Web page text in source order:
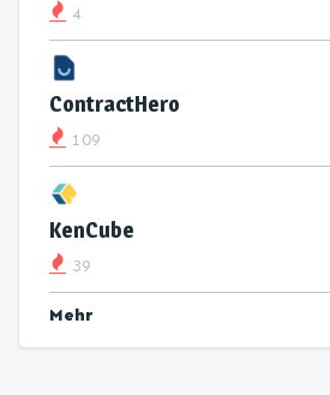
4
ContractHero
109
KenCube
39
Mehr